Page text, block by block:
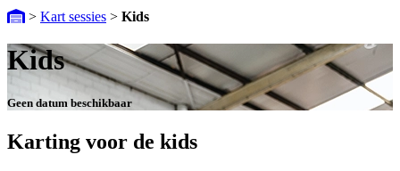
> Kart sessies > Kids
Kids
Geen datum beschikbaar
Karting voor de kids